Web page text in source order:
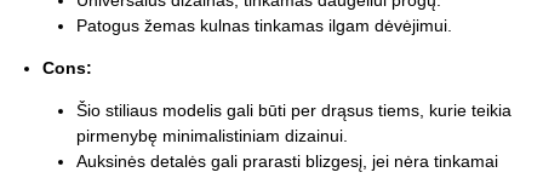
Patogus žemas kulnas tinkamas ilgam dėvėjimui.
Cons:
Šio stiliaus modelis gali būti per drąsus tiems, kurie teikia
pirmenybę minimalistiniam dizainui.
Auksinės detalės gali prarasti blizgesį, jei nėra tinkamai